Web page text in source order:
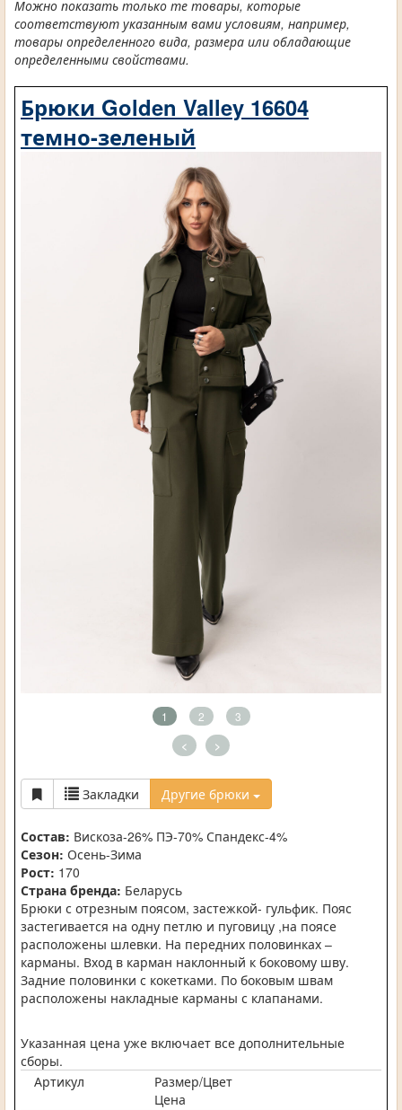
Можно показать только те товары, которые
соответствуют указанным вами условиям, например,
товары определенного вида, размера или обладающие
определенными свойствами.
Брюки Golden Valley 16604
темно-зеленый
1 2 3
< >
Закладки Другие брюки
Состав: Вискоза-26% ПЭ-70% Спандекс-4%
Сезон: Осень-Зима
Рост: 170
Страна бренда: Беларусь
Брюки с отрезным поясом, застежкой- гульфик. Пояс
застегивается на одну петлю и пуговицу ,на поясе
расположены шлевки. На передних половинках –
карманы. Вход в карман наклонный к боковому шву.
Задние половинки с кокетками. По боковым швам
расположены накладные карманы с клапанами.
Указанная цена уже включает все дополнительные
сборы.
Артикул
Размер/Цвет
Цена